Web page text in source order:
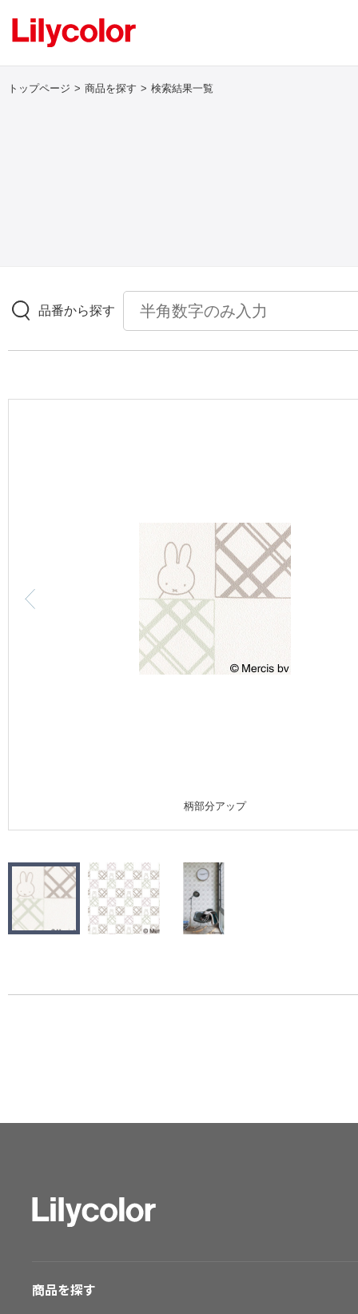
壁紙
カーテン
モデルハウス
新築戸建・マンション
#リリカラのある暮らし
大阪ショールーム
仙台ショールーム
お客様サポート
トップページ 商品を探す 検索結果一覧
品番から探す
柄部分アップ
商品を探す